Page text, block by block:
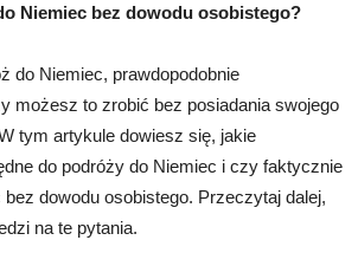
Niemiec bez dowodu osobistego?
do Niemiec, prawdopodobnie
możesz to zrobić bez posiadania swojego
tym artykule dowiesz się, jakie
do podróży do Niemiec i czy faktycznie
dowodu osobistego. Przeczytaj dalej,
na te pytania.